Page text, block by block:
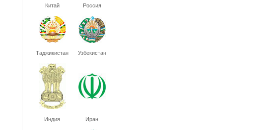
Китай Россия
Таджикистан Узбекистан
Индия Иран